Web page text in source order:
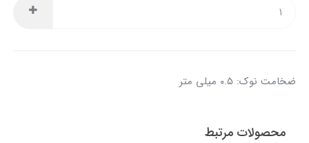
ضخامت نوک: ۰.۵ میلی متر
محصولات مرتبط